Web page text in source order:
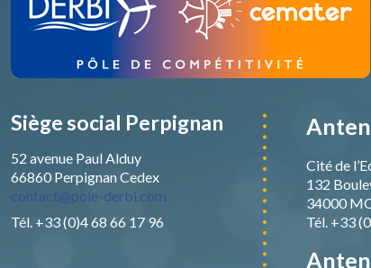
Siège social Perpignan
52 avenue Paul Alduy
66860 Perpignan Cedex
contact@pole-derbi.com
Tél. +33 (0)4 68 66 17 96
Cité de
132
34000
Tél. +33